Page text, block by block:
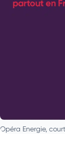
Opéra Energie,